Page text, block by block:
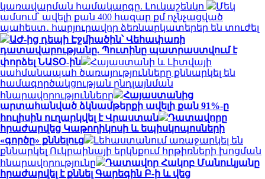
կառավարման համակարգը. Լուկաշենկո
Մեկ
ամսում՝ ավելի քան 400 հազար քմ ոչնչացված
պահեստ․ հարյուրավոր ձեռնարկատերեր են տուժել
ԱԺ-ից դեպի Էջմիածին՝ Վեհափառի
դատավարությանը. Պուտինը պատրաստվում է
փորձել ՆԱՏՕ-ին
Հայաստանի և Լիտվայի
սահմանապահ ծառայությունները քննարկել են
համագործակցության ընդլայնման
հնարավորությունները
Հայաստանից
արտահանված ձկնամթերքի ավելի քան 91%-ը
հուլիսին ուղարկվել է Վրաստան
Դատավորը
հրաժարվեց Կաթողիկոսի և եպիսկոպոսների
«գործը» քննելուց
Լեհաստանում առաջարկել են
քննարկել Ուկրաինայի երկնքում հրթիռների խոցման
հնարավորությունը
Դատավոր Հակոբ Մանուկյանը
հրաժարվել է քննել Գարեգին Բ-ի և վեց